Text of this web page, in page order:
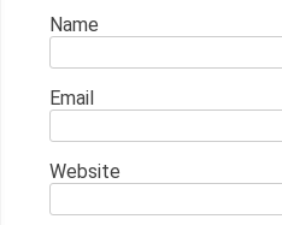
Name
Email
Website